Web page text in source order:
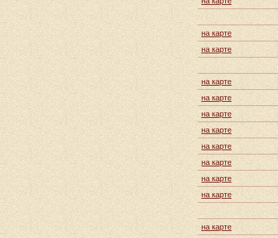
на карте
на карте
на карте
на карте
на карте
на карте
на карте
на карте
на карте
на карте
на карте